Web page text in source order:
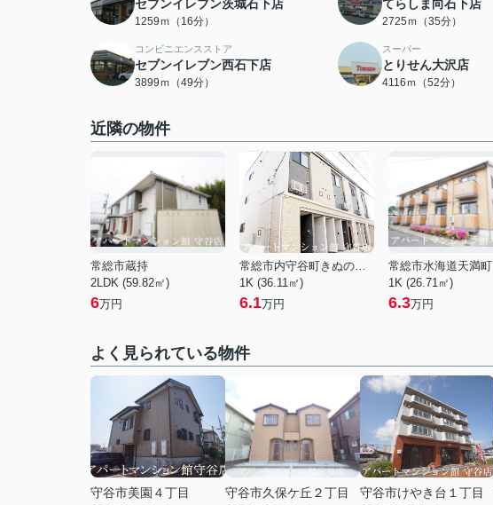
セブンイレブン茨城石下店
1259ｍ（16分）
てらしま向石下店
2725ｍ（35分）
コンビニエンスストア
セブンイレブン西石下店
3899ｍ（49分）
スーパー
とりせん大沢店
4116ｍ（52分）
近隣の物件
常総市蔵持
2LDK (59.82㎡)
6万円
常総市内守谷町きぬの里２丁目
1K (36.11㎡)
6.1万円
常総市水海道天満町
1K (26.71㎡)
6.3万円
よく見られている物件
守谷市美園４丁目
守谷市久保ケ丘２丁目
守谷市けやき台１丁目